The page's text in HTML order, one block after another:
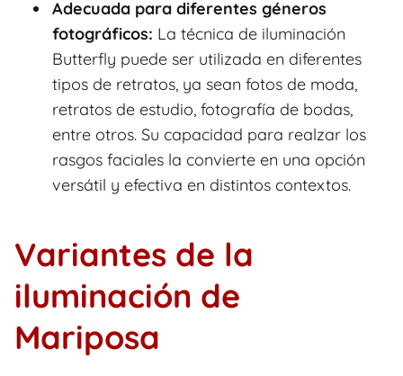
Adecuada para diferentes géneros
fotográficos: La técnica de iluminación
Butterfly puede ser utilizada en diferentes
tipos de retratos, ya sean fotos de moda,
retratos de estudio, fotografía de bodas,
entre otros. Su capacidad para realzar los
rasgos faciales la convierte en una opción
versátil y efectiva en distintos contextos.
Variantes de la
iluminación de
Mariposa